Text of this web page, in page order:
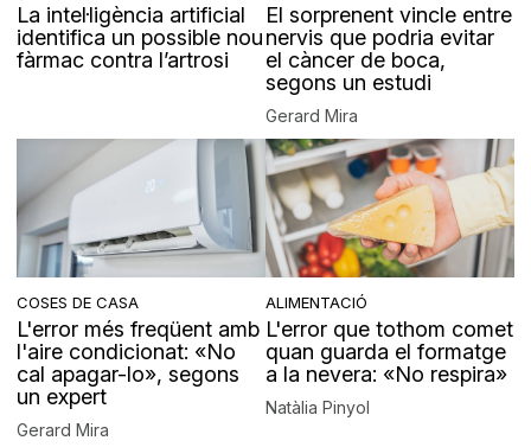
La intel·ligència artificial
identifica un possible nou
fàrmac contra l’artrosi
El sorprenent vincle entre
nervis que podria evitar
el càncer de boca,
segons un estudi
Gerard Mira
COSES DE CASA
L'error més freqüent amb
l'aire condicionat: «No
cal apagar-lo», segons
un expert
Gerard Mira
ALIMENTACIÓ
L'error que tothom comet
quan guarda el formatge
a la nevera: «No respira»
Natàlia Pinyol